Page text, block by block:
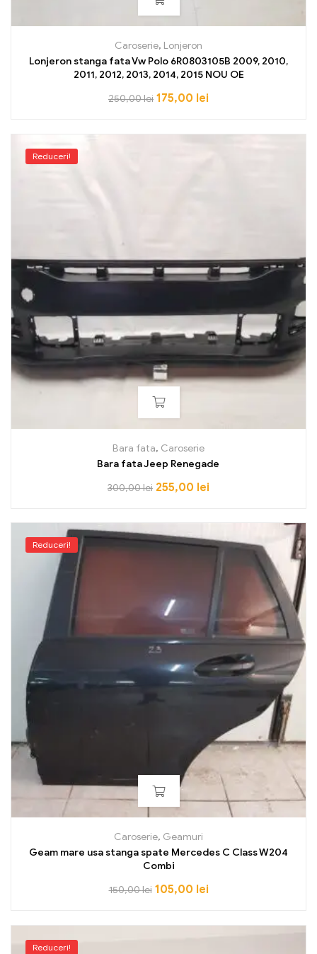
Caroserie, Lonjeron
Lonjeron stanga fata Vw Polo 6R0803105B 2009, 2010,
2011, 2012, 2013, 2014, 2015 NOU OE
250,00lei 175,00 lei
Reduceri!
Bara fata, Caroserie
Bara fata Jeep Renegade
300,00lei 255,00 lei
Reduceri!
Caroserie, Geamuri
Geam mare usa stanga spate Mercedes C Class W204
Combi
150,00lei 105,00 lei
Reduceri!